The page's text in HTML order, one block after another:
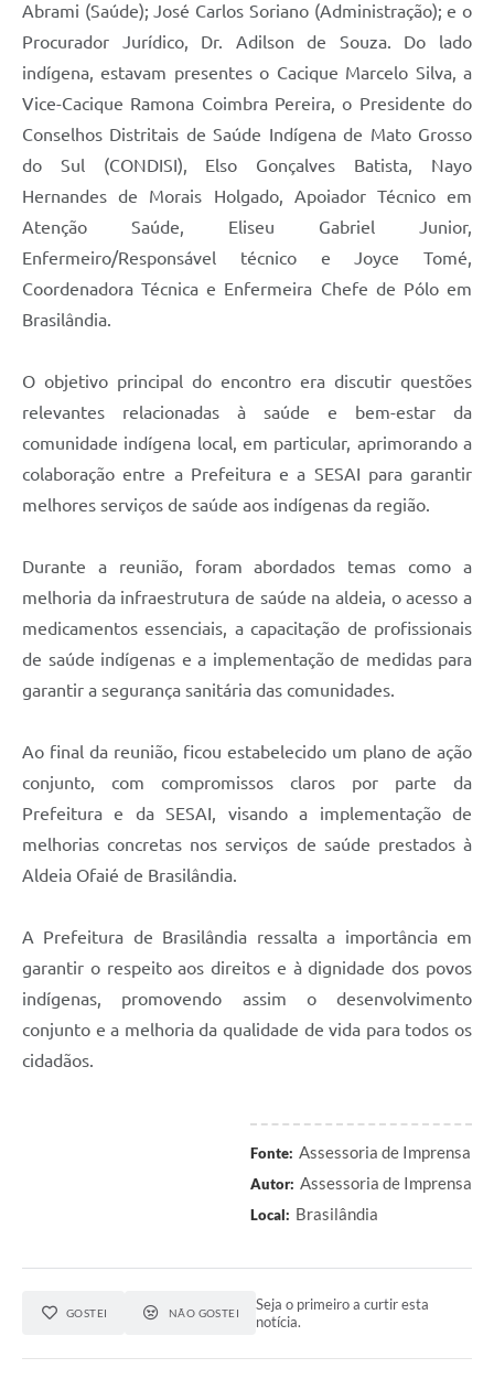
Abrami (Saúde); José Carlos Soriano (Administração); e o
Procurador Jurídico, Dr. Adilson de Souza. Do lado
indígena, estavam presentes o Cacique Marcelo Silva, a
Vice-Cacique Ramona Coimbra Pereira, o Presidente do
Conselhos Distritais de Saúde Indígena de Mato Grosso
do Sul (CONDISI), Elso Gonçalves Batista, Nayo
Hernandes de Morais Holgado, Apoiador Técnico em
Atenção Saúde, Eliseu Gabriel Junior,
Enfermeiro/Responsável técnico e Joyce Tomé,
Coordenadora Técnica e Enfermeira Chefe de Pólo em
Brasilândia.
O objetivo principal do encontro era discutir questões
relevantes relacionadas à saúde e bem-estar da
comunidade indígena local, em particular, aprimorando a
colaboração entre a Prefeitura e a SESAI para garantir
melhores serviços de saúde aos indígenas da região.
Durante a reunião, foram abordados temas como a
melhoria da infraestrutura de saúde na aldeia, o acesso a
medicamentos essenciais, a capacitação de profissionais
de saúde indígenas e a implementação de medidas para
garantir a segurança sanitária das comunidades.
Ao final da reunião, ficou estabelecido um plano de ação
conjunto, com compromissos claros por parte da
Prefeitura e da SESAI, visando a implementação de
melhorias concretas nos serviços de saúde prestados à
Aldeia Ofaié de Brasilândia.
A Prefeitura de Brasilândia ressalta a importância em
garantir o respeito aos direitos e à dignidade dos povos
indígenas, promovendo assim o desenvolvimento
conjunto e a melhoria da qualidade de vida para todos os
cidadãos.
Fonte: Assessoria de Imprensa
Autor: Assessoria de Imprensa
Local: Brasilândia
GOSTEI NÃO GOSTEI
Seja o primeiro a curtir esta
notícia.